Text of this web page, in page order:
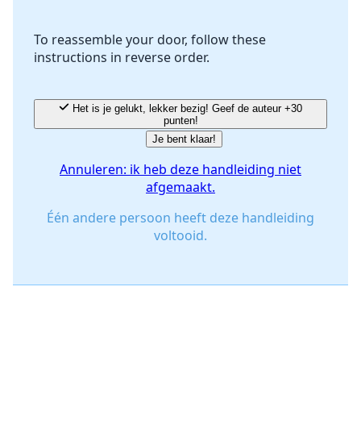
Annuleren
To reassemble your door, follow these
instructions in reverse order.
punten!
Je bent klaar!
Annuleren: ik heb deze handleiding niet
afgemaakt.
Één andere persoon heeft deze handleiding
voltooid.